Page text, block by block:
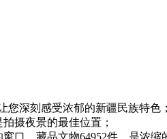
深刻感受浓郁的新疆民族特色；
摄夜景的最佳位置；
口，藏品文物64952件，是浓缩